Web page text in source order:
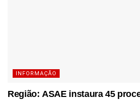
INFORMAÇÃO
Região: ASAE instaura 45